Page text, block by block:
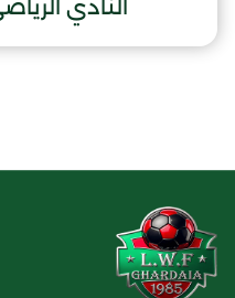
النادي